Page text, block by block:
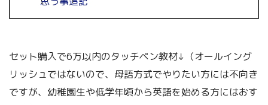
セット購入で6万以内のタッチペン教材↓（オールイング
リッシュではないので、母語方式でやりたい方には不向き
ですが、幼稚園生や低学年頃から英語を始める方にはおす